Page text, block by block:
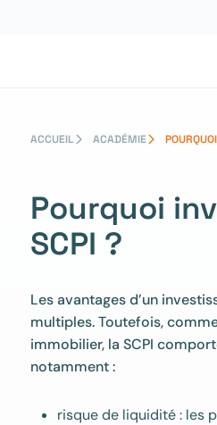
ACCUEIL ACADÉMIE
Pourquoi investir en
SCPI ?
Les avantages d’un
multiples. Toutefois,
immobilier, la SCPI
notamment :
risque de liquidité : les